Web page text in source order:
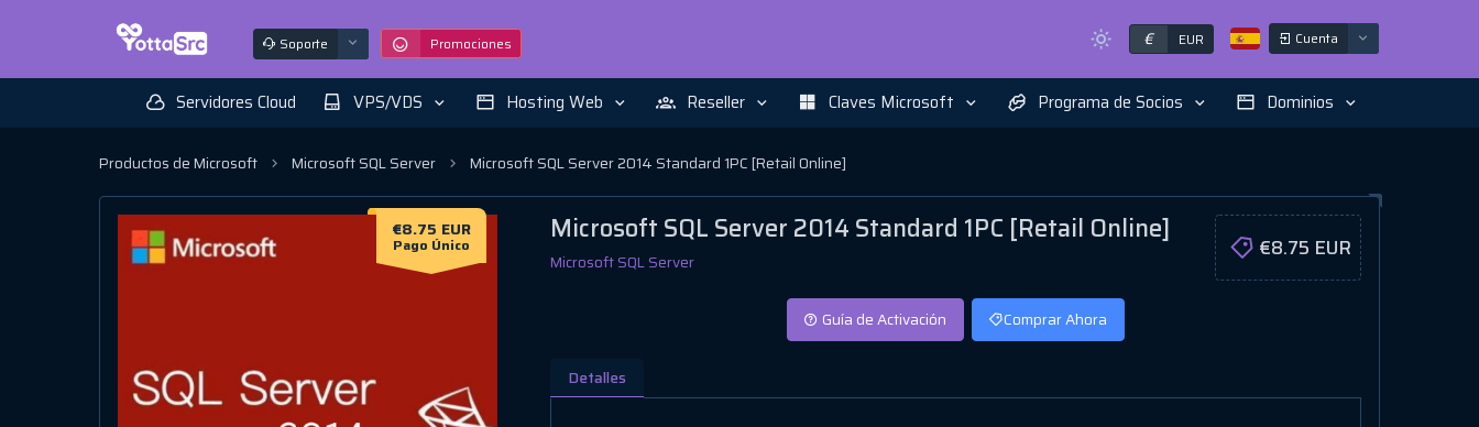
Soporte Promociones € EUR Cuenta
Servidores Cloud VPS/VDS Hosting Web Reseller Claves Microsoft Programa de Socios Dominios
Productos de Microsoft Microsoft SQL Server Microsoft SQL Server 2014 Standard 1PC [Retail Online]
€8.75 EUR
Pago Único Microsoft SQL Server 2014 Standard 1PC [Retail Online]
Microsoft SQL Server
€8.75 EUR
Guía de Activación Comprar Ahora
Detalles